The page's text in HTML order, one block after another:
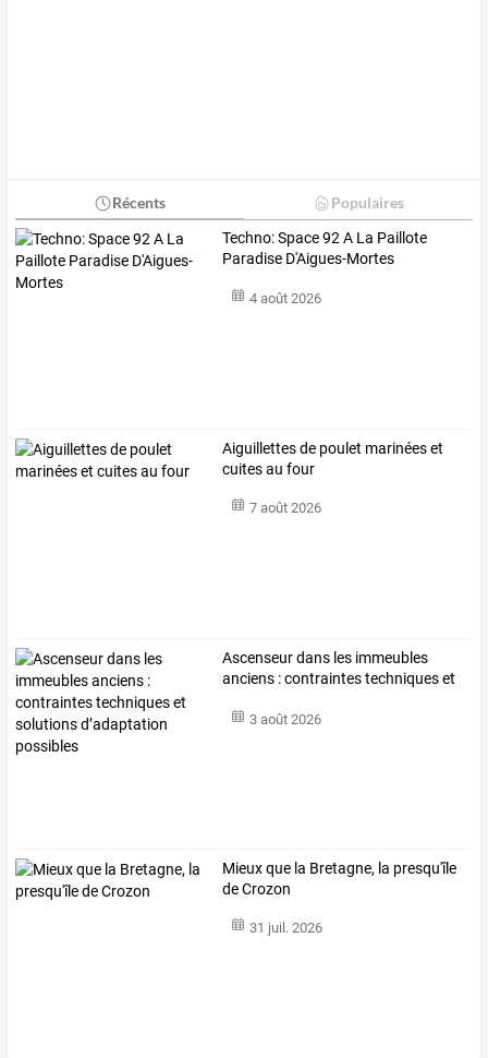
Récents Populaires
Techno: Space 92 A La Paillote
Paradise D'Aigues-Mortes
4 août 2026
Aiguillettes de poulet marinées et
cuites au four
7 août 2026
Ascenseurdans les immeubles
anciens :contraintestechniqueset
3 août 2026
Mieux que la Bretagne, la presqu'île
de Crozon
31 juil. 2026